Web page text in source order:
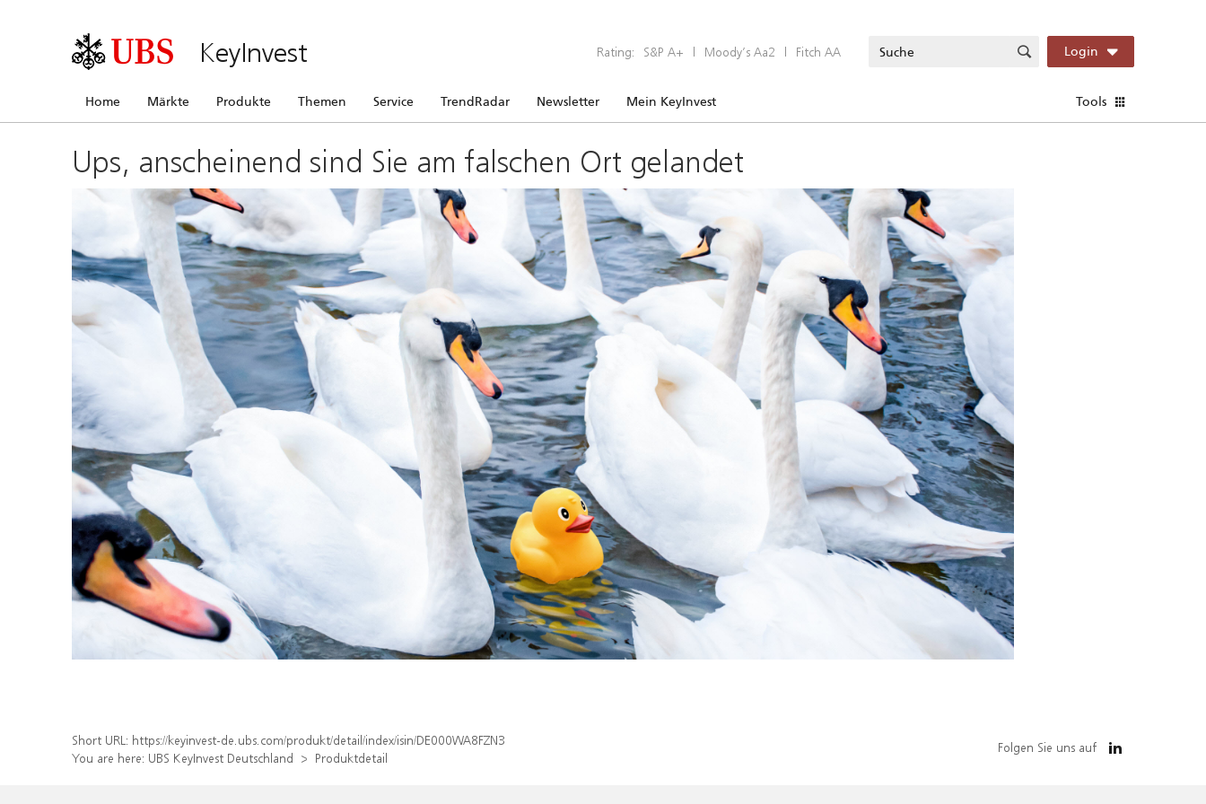
KeyInvest Rating: S&P A+ | Moody’s Aa2 | Fitch AA Login
Home Märkte Produkte Themen Service TrendRadar Newsletter Mein KeyInvest Tools
Ups, anscheinend sind Sie am falschen Ort gelandet
Short URL: https://keyinvest-de.ubs.com/produkt/detail/index/isin/DE000WA8FZN3
You are here: UBS KeyInvest Deutschland Produktdetail
Folgen Sie uns auf